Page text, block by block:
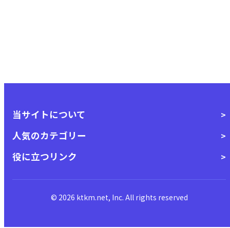
当サイトについて
人気のカテゴリー
役に立つリンク
© 2026 ktkm.net, Inc. All rights reserved